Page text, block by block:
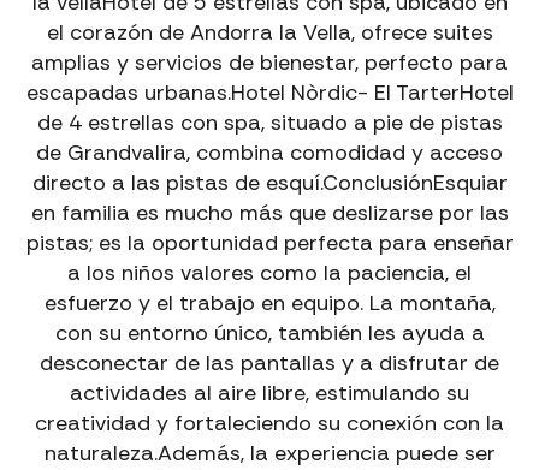
el corazón de Andorra la Vella, ofrece suites
amplias y servicios de bienestar, perfecto para
escapadas urbanas.Hotel Nòrdic- El TarterHotel
de 4 estrellas con spa, situado a pie de pistas
de Grandvalira, combina comodidad y acceso
directo a las pistas de esquí.ConclusiónEsquiar
en familia es mucho más que deslizarse por las
pistas; es la oportunidad perfecta para enseñar
a los niños valores como la paciencia, el
esfuerzo y el trabajo en equipo. La montaña,
con su entorno único, también les ayuda a
desconectar de las pantallas y a disfrutar de
actividades al aire libre, estimulando su
creatividad y fortaleciendo su conexión con la
naturaleza.Además, la experiencia puede ser
VIAS FERRATAS AVEC GUIDE EN ANDORRE
Une aventure sûre et passionnante adaptée à votre
niveau.
Vias Ferratas avec Guide →